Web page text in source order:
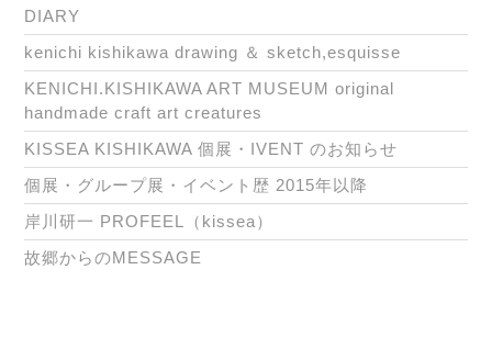
DIARY
kenichi kishikawa drawing ＆ sketch,esquisse
KENICHI.KISHIKAWA ART MUSEUM original
handmade craft art creatures
KISSEA KISHIKAWA 個展・IVENT のお知らせ
個展・グループ展・イベント歴 2015年以降
岸川研一 PROFEEL（kissea）
故郷からのMESSAGE